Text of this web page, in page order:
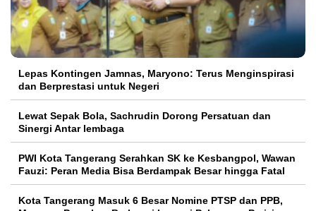
Lepas Kontingen Jamnas, Maryono: Terus Menginspirasi
dan Berprestasi untuk Negeri
Lewat Sepak Bola, Sachrudin Dorong Persatuan dan
Sinergi Antar lembaga
PWI Kota Tangerang Serahkan SK ke Kesbangpol, Wawan
Fauzi: Peran Media Bisa Berdampak Besar hingga Fatal
Kota Tangerang Masuk 6 Besar Nomine PTSP dan PPB,